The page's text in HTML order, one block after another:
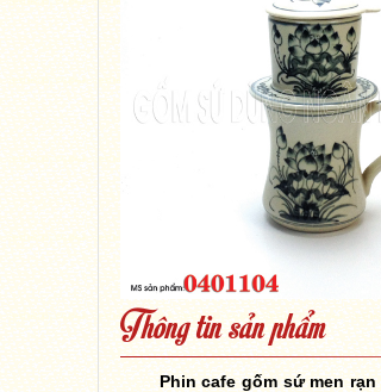
Thông tin sản phẩm
Phin cafe gốm sứ men rạn